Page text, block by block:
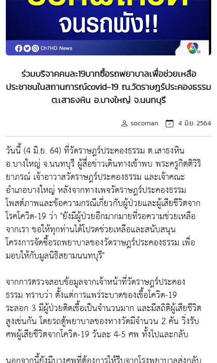
ร่วมบริจาคคนละ19บาทซื้อรถพยาบาลเพื่อช่วยเหลือ
ประชาชนในสถานการณ์covid-19 ณ.วัดราษฎร์ประคองธรรม
ต.เสาธงหิน อ.บางใหญ่ จ.นนทบุรี
socoman 4 มิ.ย. 2564
วันนี้ (4 มิ.ย. 64) ที่วัดราษฎร์ประคองธรรม ต.เสาธงหิน
อ.บางใหญ่ จ.นนทบุรี ผู้สื่อข่าวเดินทางเข้าพบ พระครูกิตติวิริ
ยาภรณ์ เจ้าอาวาสวัดราษฎร์ประคองธรรม และเจ้าคณะ
อำเภอบางใหญ่ หลังจากทางเพจวัดราษฎร์ประคองธรรม
โพสต์ภาพและข้อความกรณีเกี่ยวกับผู้ป่วยและผู้เสียชีวิตจาก
โรคโควิด-19 ว่า "ยังมีผู้ป่วยอีกมากมายที่รอความช่วยเหลือ
จากเรา ขอให้ทุกท่านได้โปรดช่วยเหลือและสนับสนุน
โครงการจัดซื้อรถพยาบาลของวัดราษฎร์ประคองธรรม เพื่อ
มอบให้กับมูลนิธิสยามนนทบุรี"
จากการตรวจสอบข้อมูลจากเจ้าหน้าที่วัดราษฎร์ประคอง
ธรรม ทราบว่า ตั้งแต่การแพร่ระบาดของเชื้อโควิด-19
ระลอก 3 มีผู้ป่วยติดเชื้อเป็นจำนวนมาก และมีสถิติผู้เสียชีวิต
สูงเช่นกัน โดยรถตู้พยาบาลของทางวัดมีจำนวน 2 คัน วิ่งรับ
ศพผู้เสียชีวิตจากโควิด-19 วันละ 4-5 ศพ ทั้งไปและกลับ